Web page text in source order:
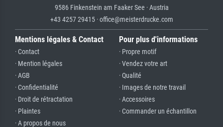
9586 Finkenstein am Faaker See · Austria
+43 4257 29415 · office@meisterdrucke.com
Mentions légales & Contact
· Contact
· Mention légales
· AGB
· Confidentialité
· Droit de rétractation
· Plaintes
· A propos de nous
Pour plus d'informations
· Propre motif
· Vendez votre art
· Qualité
· Images de notre travail
· Accessoires
· Commander un échantillon